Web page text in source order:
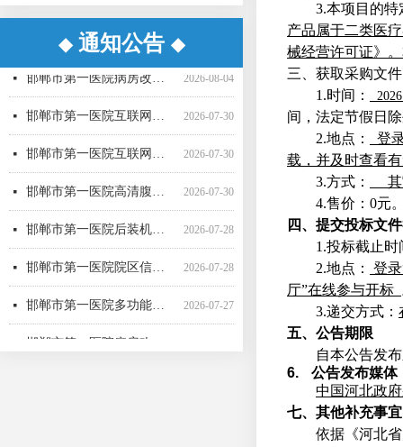
3.本项目的特
产品属于二类医
械经营许可证》
。
三、获取采购文件
1 .时间： 2026
间，法定节假日
2.地点：
登
载，并及时查看
3.方式：
4.售价 ： 0元
四、提交投标文件
1 .投标截止时
2.地点： 登录
厅”在线参与开标
3.递交方式：
五、公告期限
自本公告发
6.
公告发布媒体
中国河北政
七、其他补充事宜
依据《河北
◆通知公告 ◆
邯郸市第一医院超声气压弹道碎石机采购项目（三次） 公开招标中标公告
邯郸市第一医院生化分析仪采购项目（二次）公开招标中标公告
2026-08-04
넷 邯郸市第一医院病房改造提升项目施工监理 候选成交供应商公示
邯郸市第一医院直线加速器（进口）采购项目公开招标公告 邯郸市第一医院4D-CT定位机采购项目公开招标公告
邯郸市第一医院空气压力波治疗仪采购项目 成交公告
邯郸市第一医院彩超一批采购项目04包中标公告更正公告
邯郸市第一医院高清腹腔镜系统采购项目1包废标公告
邯郸市第一医院彩超一批采购项目01包公开招标中标公告邯郸市第一医院移动式C型臂X射线机采购项目 （三次）公开招标中标结果公告
邯郸市第一医院后装机采购项目（三次） 废标公告
邯郸市第一医院单光子发射断层成像系统采购项目（二次）公开招标中标公告
邯郸市第一医院多功能楼电梯采购安装项目询比采购公告